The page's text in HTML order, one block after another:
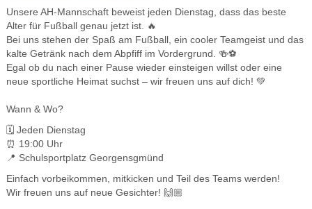
Unsere AH-Mannschaft beweist jeden Dienstag, dass das beste
Alter für Fußball genau jetzt ist. 🔥
Bei uns stehen der Spaß am Fußball, ein cooler Teamgeist und das
kalte Getränk nach dem Abpfiff im Vordergrund. 🍻⚽️
Egal ob du nach einer Pause wieder einsteigen willst oder eine
neue sportliche Heimat suchst – wir freuen uns auf dich! 💚
Wann & Wo?
🗓️ Jeden Dienstag
⏰ 19:00 Uhr
📍 Schulsportplatz Georgensgmünd
Einfach vorbeikommen, mitkicken und Teil des Teams werden!
Wir freuen uns auf neue Gesichter! 🙌🏼